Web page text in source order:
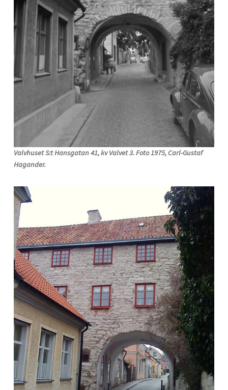
Valvhuset S:t Hansgatan 41, kv Valvet 3. Foto 1975, Carl-Gustaf
Hagander.